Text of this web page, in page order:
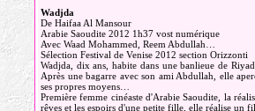
Wadjda
De Haifaa Al Mansour
Arabie Saoudite 2012 1h37 vost numérique
Avec Waad Mohammed, Reem Abdullah…
Sélection Festival de Venise 2012 section Orizzonti
Wadjda, dix ans, habite dans une banlieue de
Après une bagarre avec son ami Abdullah, elle
ses propres moyens…
Première femme cinéaste d'Arabie Saoudite, la
rêves et les espoirs d'une petite fille, elle réalise un